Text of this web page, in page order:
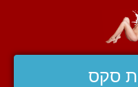
סקס